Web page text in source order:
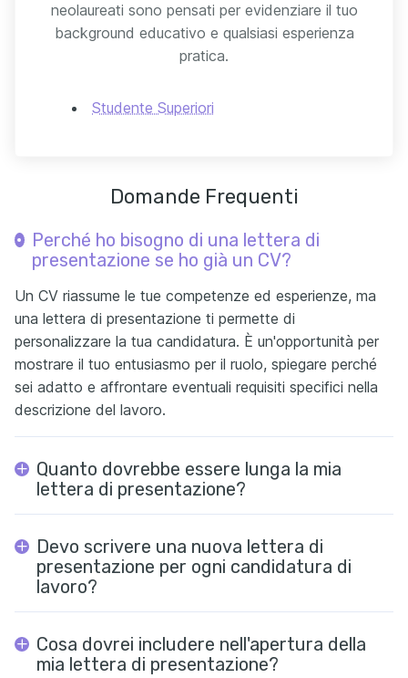
neolaureati sono pensati per evidenziare il tuo
background educativo e qualsiasi esperienza
pratica.
Studente Superiori
Domande Frequenti
Perché ho bisogno di una lettera di
presentazione se ho già un CV?
Un CV riassume le tue competenze ed esperienze, ma
una lettera di presentazione ti permette di
personalizzare la tua candidatura. È un'opportunità per
mostrare il tuo entusiasmo per il ruolo, spiegare perché
sei adatto e affrontare eventuali requisiti specifici nella
descrizione del lavoro.
Quanto dovrebbe essere lunga la mia
lettera di presentazione?
Devo scrivere una nuova lettera di
presentazione per ogni candidatura di
lavoro?
Cosa dovrei includere nell'apertura della
mia lettera di presentazione?